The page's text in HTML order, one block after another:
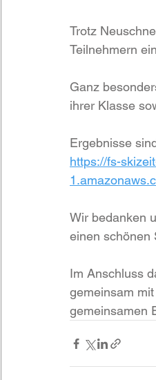
Trotz
Teilnehmern
Ganz
ihrer Klasse
Ergebnisse
https://fs-
Wir bedanken
einen schönen
Im Anschluss
gemeinsam
gemeinsamen